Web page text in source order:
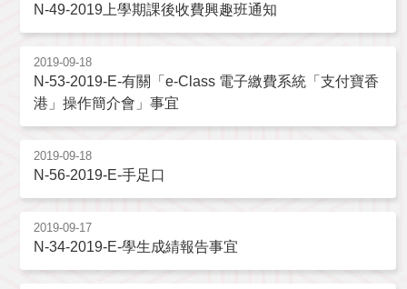
N-49-2019上學期課後收費興趣班通知
2019-09-18
N-53-2019-E-有關「e-Class 電子繳費系統「支付寶香
港」操作簡介會」事宜
2019-09-18
N-56-2019-E-手足口
2019-09-17
N-34-2019-E-學生成綪報告事宜